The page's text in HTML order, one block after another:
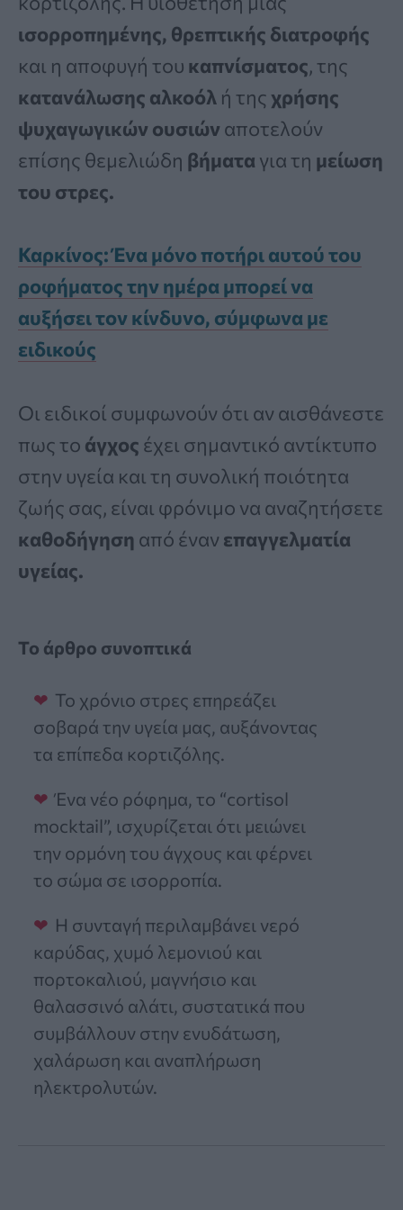
ισορροπημένης, θρεπτικής διατροφής
και η αποφυγή του καπνίσματος, της
κατανάλωσης αλκοόλ ή της χρήσης
ψυχαγωγικών ουσιών αποτελούν
επίσης θεμελιώδη βήματα για τη μείωση
του στρες.
Καρκίνος: Ένα μόνο ποτήρι αυτού του
ροφήματος την ημέρα μπορεί να
αυξήσει τον κίνδυνο, σύμφωνα με
ειδικούς
Οι ειδικοί συμφωνούν ότι αν αισθάνεστε
πως το άγχος έχει σημαντικό αντίκτυπο
στην υγεία και τη συνολική ποιότητα
ζωής σας, είναι φρόνιμο να αναζητήσετε
καθοδήγηση από έναν επαγγελματία
υγείας.
Το άρθρο συνοπτικά
Το χρόνιο στρες επηρεάζει
σοβαρά την υγεία μας, αυξάνοντας
τα επίπεδα κορτιζόλης.
Ένα νέο ρόφημα, το “cortisol
mocktail”, ισχυρίζεται ότι μειώνει
την ορμόνη του άγχους και φέρνει
το σώμα σε ισορροπία.
Η συνταγή περιλαμβάνει νερό
καρύδας, χυμό λεμονιού και
πορτοκαλιού, μαγνήσιο και
θαλασσινό αλάτι, συστατικά που
συμβάλλουν στην ενυδάτωση,
χαλάρωση και αναπλήρωση
ηλεκτρολυτών.